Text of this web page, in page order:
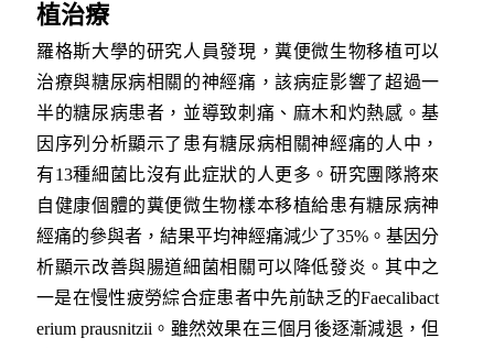
植治療
羅格斯大學的研究人員發現，糞便微生物移植可以
治療與糖尿病相關的神經痛，該病症影響了超過一
半的糖尿病患者，並導致刺痛、麻木和灼熱感。基
因序列分析顯示了患有糖尿病相關神經痛的人中，
有13種細菌比沒有此症狀的人更多。研究團隊將來
自健康個體的糞便微生物樣本移植給患有糖尿病神
經痛的參與者，結果平均神經痛減少了35%。基因分
析顯示改善與腸道細菌相關可以降低發炎。其中之
一是在慢性疲勞綜合症患者中先前缺乏的Faecalibact
erium prausnitzii。雖然效果在三個月後逐漸減退，但